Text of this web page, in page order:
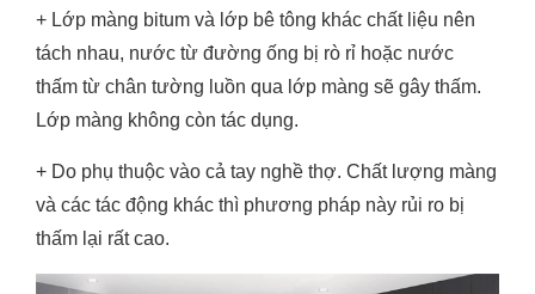
+ Lớp màng bitum và lớp bê tông khác chất liệu nên
tách nhau, nước từ đường ống bị rò rỉ hoặc nước
thấm từ chân tường luồn qua lớp màng sẽ gây thấm.
Lớp màng không còn tác dụng.
+ Do phụ thuộc vào cả tay nghề thợ. Chất lượng màng
và các tác động khác thì phương pháp này rủi ro bị
thấm lại rất cao.